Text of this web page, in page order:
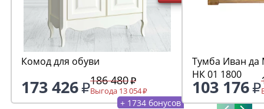
Комод для обуви
173 426 186 480
Выгода 13 054
+ 1734 бонусов
Тумба Иван да
НК 01 1800
103 176